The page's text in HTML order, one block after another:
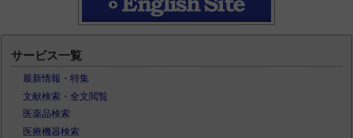
サービス一覧
最新情報・特集
文献検索・全文閲覧
医薬品検索
医療機器検索